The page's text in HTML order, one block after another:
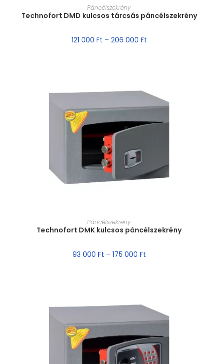
MÉRET VÁLASZTÁSA
Páncélszekrény
Technofort DMD kulcsos tárcsás páncélszekrény
121 000 Ft – 206 000 Ft
MÉRET VÁLASZTÁSA
Páncélszekrény
Technofort DMK kulcsos páncélszekrény
93 000 Ft – 175 000 Ft